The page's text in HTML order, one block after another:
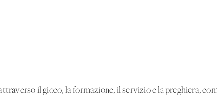
il gioco, la formazione, il servizio e la preghiera,